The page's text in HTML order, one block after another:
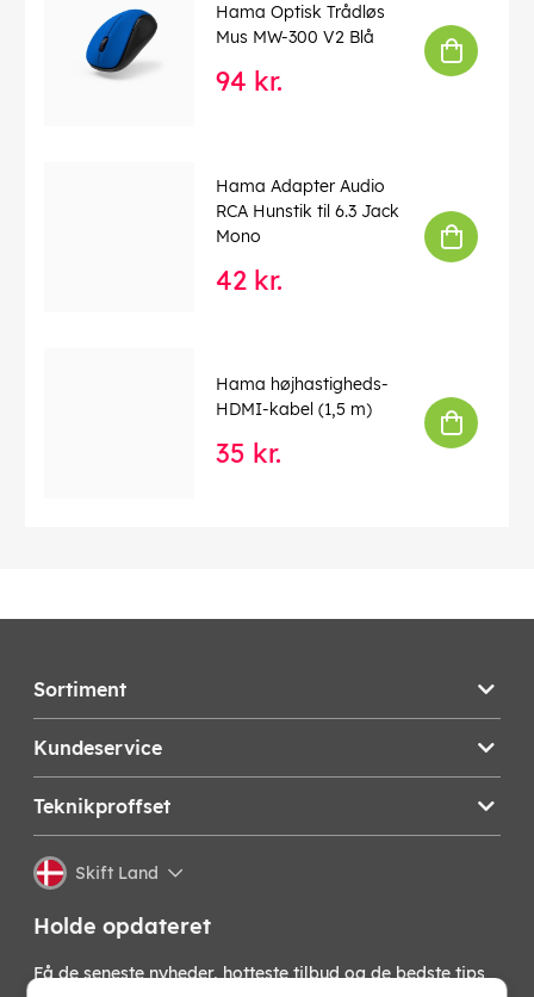
Hama Optisk Trådløs
Mus MW-300 V2 Blå
94 kr.
Hama Adapter Audio
RCA Hunstik til 6.3 Jack
Mono
42 kr.
Hama højhastigheds-
HDMI-kabel (1,5 m)
35 kr.
Sortiment
Kundeservice
Teknikproffset
Skift Land
Holde opdateret
Få de seneste nyheder, hotteste tilbud og de bedste tips